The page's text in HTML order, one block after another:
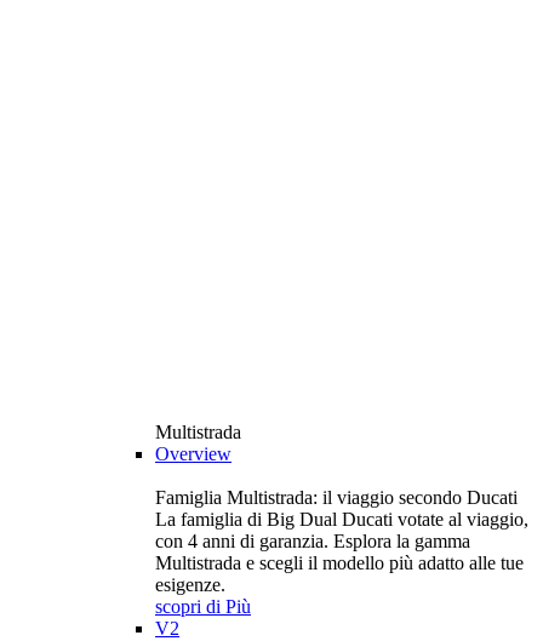
Multistrada
Overview
Famiglia Multistrada: il viaggio secondo Ducati
La famiglia di Big Dual Ducati votate al viaggio,
con 4 anni di garanzia. Esplora la gamma
Multistrada e scegli il modello più adatto alle tue
esigenze.
scopri di Più
V2